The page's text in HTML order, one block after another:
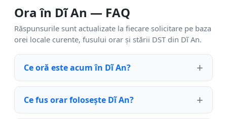
Ora în Dĩ An — FAQ
Răspunsurile sunt actualizate la fiecare solicitare pe baza
orei locale curente, fusului orar și stării DST din Dĩ An.
Ce oră este acum în Dĩ An?
Ce fus orar folosește Dĩ An?